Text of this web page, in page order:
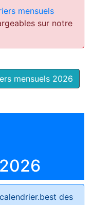
mensuels
sur notre
mensuels 2026
des